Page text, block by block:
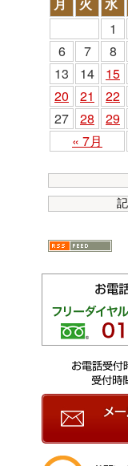
月 火 水
« 7月
1
6
7
8
13
14
15
20
21
22
27
28 29